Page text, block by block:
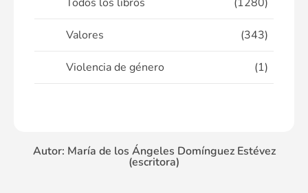
Valores (343)
Violencia de género (1)
Autor: María de los Ángeles Domínguez Estévez
(escritora)